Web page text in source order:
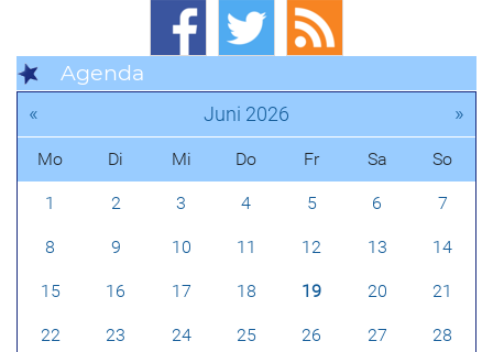
Agenda
« Juni 2026 »
Mo Di Mi Do Fr Sa So
1 2 3 4 5 6 7
8 9 10 11 12 13 14
15 16 17 18 19 20 21
22 23 24 25 26 27 28